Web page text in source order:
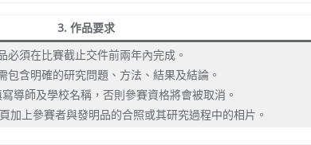
3. 作品要求
必須在比賽截止交件前兩年內完成。
包含明確的研究問題、方法、結果及結論。
導師及學校名稱，否則參賽資格將會被取消。
加上參賽者與發明品的合照或其研究過程中的相片。